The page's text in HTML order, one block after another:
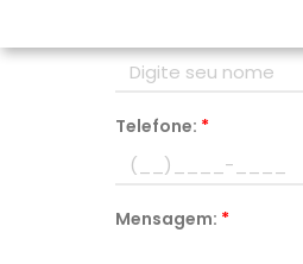
Telefone: *
Mensagem: *